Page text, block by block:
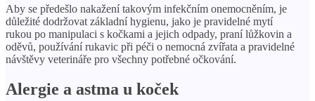
Aby se předešlo nakažení takovým infekčním onemocněním, je
důležité dodržovat základní hygienu, jako je pravidelné mytí
rukou po manipulaci s kočkami a jejich odpady, praní lůžkovin a
oděvů, používání rukavic při péči o nemocná zvířata a pravidelné
návštěvy veterináře pro všechny potřebné očkování.
Alergie a astma u koček